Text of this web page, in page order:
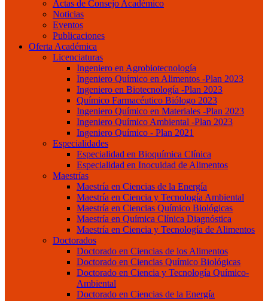
Actas de Consejo Académico
Noticias
Eventos
Publicaciones
Oferta Académica
Licenciaturas
Ingeniero en Agrobiotecnología
Ingeniero Químico en Alimentos -Plan 2023
Ingeniero en Biotecnología -Plan 2023
Químico Farmacéutico Biólogo 2023
Ingeniero Químico en Materiales -Plan 2023
Ingeniero Químico Ambiental -Plan 2023
Ingeniero Químico - Plan 2021
Especialidades
Especialidad en Bioquímica Clínica
Especialidad en Inocuidad de Alimentos
Maestrías
Maestría en Ciencias de la Energía
Maestría en Ciencia y Tecnología Ambiental
Maestría en Ciencias Químico Biológicas
Maestría en Química Clínica Diagnóstica
Maestría en Ciencia y Tecnología de Alimentos
Doctorados
Doctorado en Ciencias de los Alimentos
Doctorado en Ciencias Químico Biológicas
Doctorado en Ciencia y Tecnología Químico-
Ambiental
Doctorado en Ciencias de la Energía